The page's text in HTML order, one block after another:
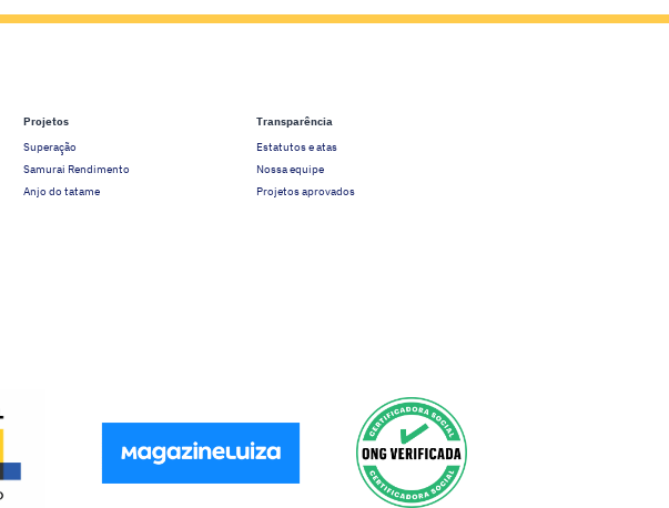
Projetos
Superação
Samurai Rendimento
Anjo do tatame
Transparência
Estatutos e atas
Nossa equipe
Projetos aprovados